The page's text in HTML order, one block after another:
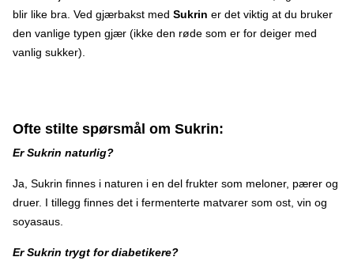
blir like bra. Ved gjærbakst med Sukrin er det viktig at du bruker
den vanlige typen gjær (ikke den røde som er for deiger med
vanlig sukker).
Ofte stilte spørsmål om Sukrin:
Er Sukrin naturlig?
Ja, Sukrin finnes i naturen i en del frukter som meloner, pærer og
druer. I tillegg finnes det i fermenterte matvarer som ost, vin og
soyasaus.
Er Sukrin trygt for diabetikere?